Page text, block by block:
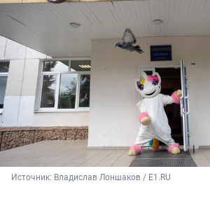
Источник: Владислав Лоншаков / E1.RU